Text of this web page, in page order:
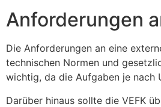
Anforderungen
Die Anforderungen an eine
technischen Normen und
wichtig, da die Aufgaben je nach
Darüber hinaus sollte die VEFK